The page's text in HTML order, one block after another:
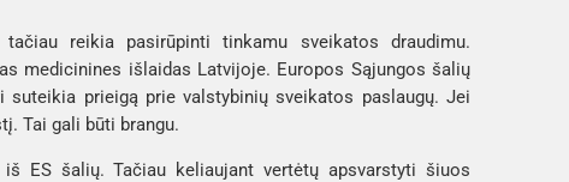
reikia pasirūpinti tinkamu sveikatos draudimu.
medicinines išlaidas Latvijoje. Europos Sąjungos šalių
suteikia prieigą prie valstybinių sveikatos paslaugų. Jei
Tai gali būti brangu.
ES šalių. Tačiau keliaujant vertėtų apsvarstyti šiuos